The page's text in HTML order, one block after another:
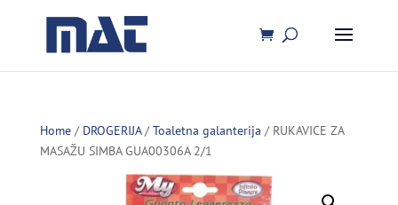
Home/ DROGERIJA/Toaletna galanterija / RUKAVICE ZA
MASAŽU SIMBA GUA00306A 2/1